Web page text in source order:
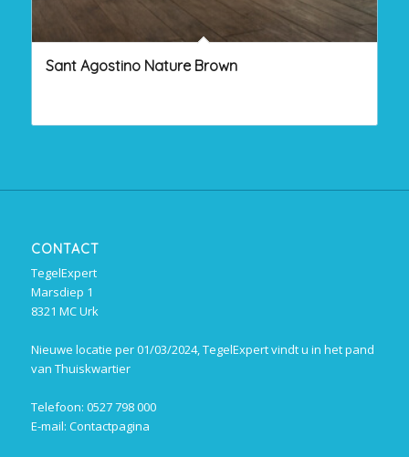
Sant Agostino Nature Brown
CONTACT
TegelExpert
Marsdiep 1
8321 MC Urk
Nieuwe locatie per 01/03/2024, TegelExpert vindt u in het pand
van Thuiskwartier
Telefoon: 0527 798 000
E-mail: Contactpagina